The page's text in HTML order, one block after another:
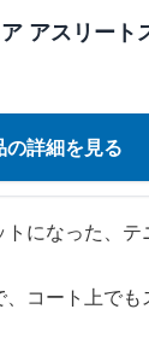
アスリート
の詳細を見る
になった、テ
コート上でも